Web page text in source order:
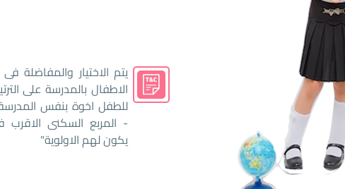
يتم الاختيار والمفاضلة
الاطفال بالمدرسة على
للطفل اخوة بنفس
- المربع السكنى الاقرب
يكون لهم الاولوية"